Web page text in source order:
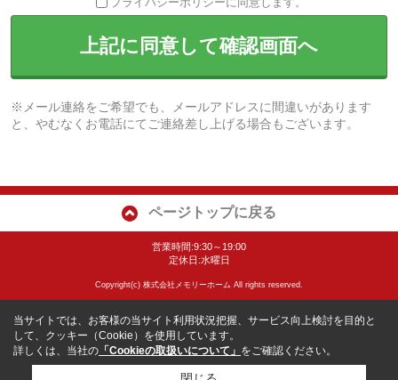
上記に同意して確認画面へ
※メール連絡をご希望でも、メールアドレスに間違いがあります
と、やむなくお電話にてご連絡差し上げる場合もございます。
ページトップに戻る
営業時間:9:30～19:00
定休日:水曜日
Copyright(c) 株式会社メモリーホーム All rights reserved.
当サイトでは、お客様の当サイト利用状況把握、サービス向上検討を目的と
して、クッキー（Cookie）を使用しています。
詳しくは、当社の 「Cookieの取扱いについて」 をご確認ください。